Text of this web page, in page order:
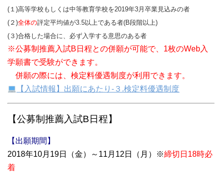
(１)高等学校もしくは中等教育学校を2019年3月卒業見込みの者
(２)全体の評定平均値が3.5以上である者(B段階以上)
(３)合格した場合に、必ず入学する意思のある者
※公募制推薦入試B日程との併願が可能で、1枚のWeb入
学願書で受験ができます。
併願の際には、検定料優遇制度が利用できます。
【入試情報】出願にあたり-３.検定料優遇制度
【公募制推薦入試B日程】
【出願期間】
2018年10月19日（金）～11月12日（月）※締切日18時必
着